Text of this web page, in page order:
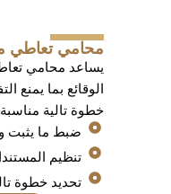
محامي تعاطي
يساعد محامي
الوقائع بما يمنع
خطوة تالية
ضبط ما يثبت
تنظيم
تحديد خطوة